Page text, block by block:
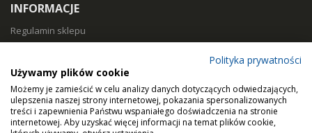
INFORMACJE
Regulamin sklepu
Koszty i czas dostawy
Zwroty i reklamacje
Klasy filtracji
Polityka prywatności
Używamy plików cookie
Możemy je zamieścić w celu analizy danych dotyczących odwiedzających,
ulepszenia naszej strony internetowej, pokazania spersonalizowanych
treści i zapewnienia Państwu wspaniałego doświadczenia na stronie
internetowej. Aby uzyskać więcej informacji na temat plików cookie,